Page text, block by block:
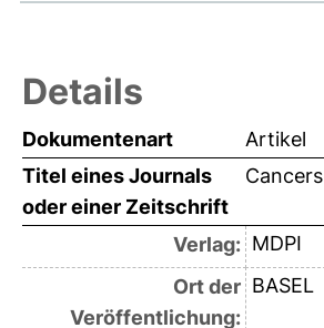
Details
Dokumentenart
Artikel
Titel eines Journals
oder einer Zeitschrift
Cancers
Verlag: MDPI
Ort der
Veröffentlichung:
BASEL